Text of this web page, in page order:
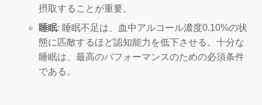
摂取することが重要。
睡眠: 睡眠不足は、血中アルコール濃度0.10%の状
態に匹敵するほど認知能力を低下させる。十分な
睡眠は、最高のパフォーマンスのための必須条件
である。